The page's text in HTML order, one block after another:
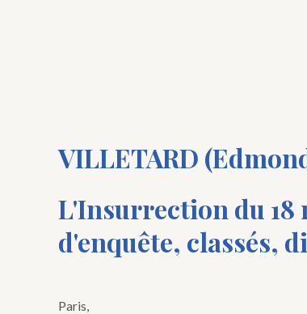
VILLETARD
L'Insurrection du
d'enquête, classés,
Paris,